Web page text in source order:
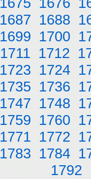
1687 1688
1699 1700
1711 1712
1723 1724
1735 1736
1747 1748
1759 1760
1771 1772
1783 1784
1792